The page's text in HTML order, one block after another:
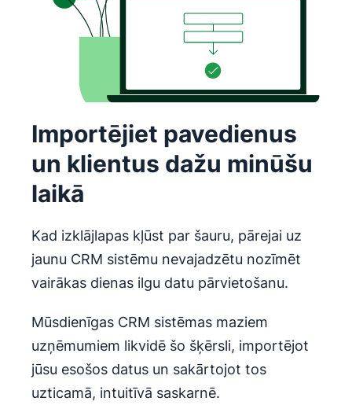
Importējiet pavedienus
un klientus dažu minūšu
laikā
Kad izklājlapas kļūst par šauru, pārejai uz
jaunu CRM sistēmu nevajadzētu nozīmēt
vairākas dienas ilgu datu pārvietošanu.
Mūsdienīgas CRM sistēmas maziem
uzņēmumiem likvidē šo šķērsli, importējot
jūsu esošos datus un sakārtojot tos
uzticamā, intuitīvā saskarnē.